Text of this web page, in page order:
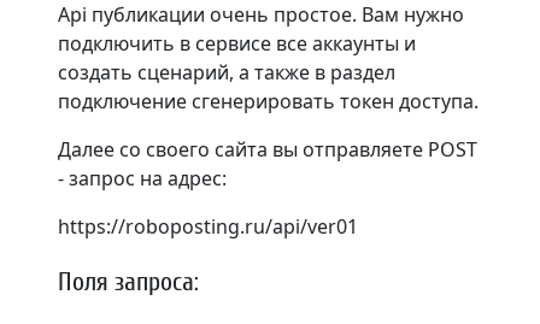
Api публикации очень простое. Вам нужно
подключить в сервисе все аккаунты и
создать сценарий, а также в раздел
подключение сгенерировать токен доступа.
Далее со своего сайта вы отправляете POST
- запрос на адрес:
https://roboposting.ru/api/ver01
Поля запроса: